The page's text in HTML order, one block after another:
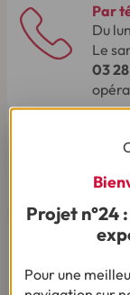
Par
Du
Le
03 28
Projet n°24
Pour une